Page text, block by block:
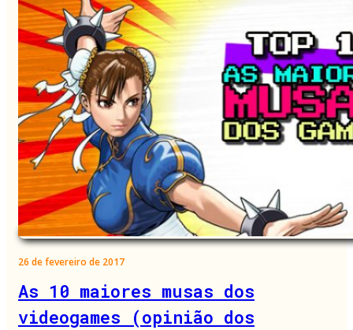
26 de fevereiro de 2017
As 10 maiores musas dos
videogames (opinião dos